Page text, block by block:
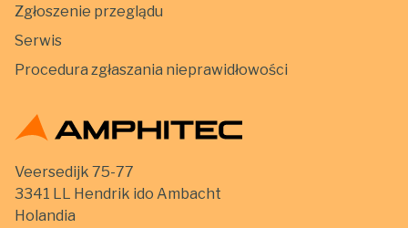
Zgłoszenie przeglądu
Serwis
Procedura zgłaszania nieprawidłowości
Veersedijk 75-77
3341 LL Hendrik ido Ambacht
Holandia